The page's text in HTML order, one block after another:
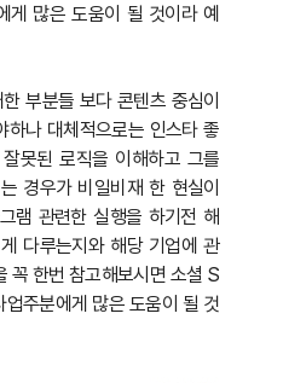
게 많은 도움이 될 것이라 예
부분들 보다 콘텐츠 중심이
하나 대체적으로는 인스타 좋
못된 로직을 이해하고 그를
경우가 비일비재 한 현실이
램 관련한 실행을 하기전 해
다루는지와 해당 기업에 관
꼭 한번 참고해보시면 소셜 S
주분에게 많은 도움이 될 것